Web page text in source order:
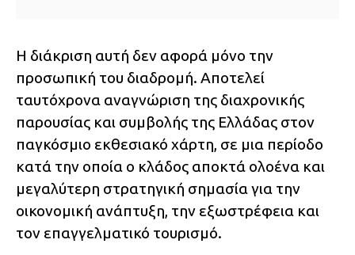
Η διάκριση αυτή δεν αφορά μόνο την
προσωπική του διαδρομή. Αποτελεί
ταυτόχρονα αναγνώριση της διαχρονικής
παρουσίας και συμβολής της Ελλάδας στον
παγκόσμιο εκθεσιακό χάρτη, σε μια περίοδο
κατά την οποία ο κλάδος αποκτά ολοένα και
μεγαλύτερη στρατηγική σημασία για την
οικονομική ανάπτυξη, την εξωστρέφεια και
τον επαγγελματικό τουρισμό.